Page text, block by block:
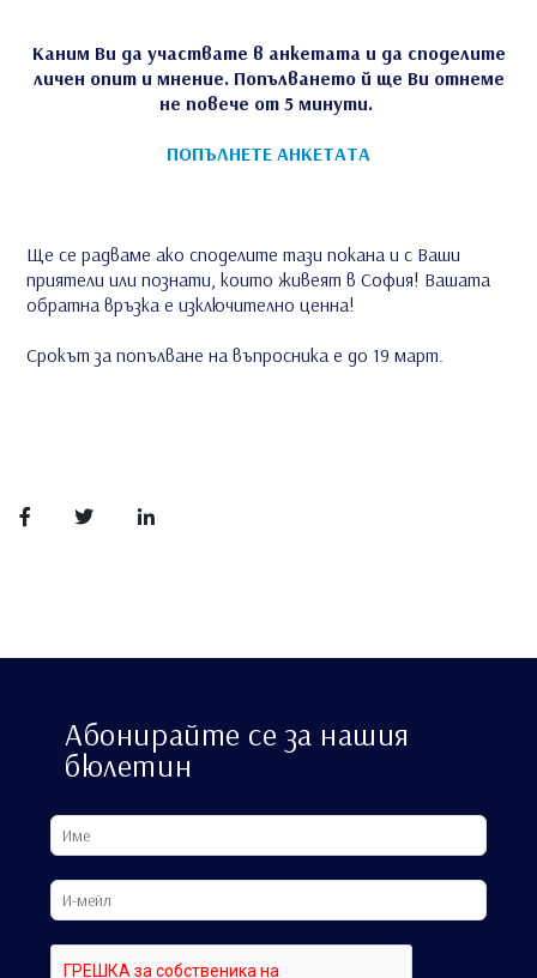
Каним Ви да участвате в анкетата и да споделите
личен опит и мнение. Попълването й ще Ви отнеме
не повече от 5 минути.
ПОПЪЛНЕТЕ АНКЕТАТА
Ще се радваме ако споделите тази покана и с Ваши
приятели или познати, които живеят в София! Вашата
обратна връзка е изключително ценна!
Срокът за попълване на въпросника е до 19 март.
Абонирайте се за нашия
бюлетин